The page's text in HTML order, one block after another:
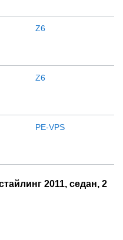
Z6
Z6
PE-VPS
2011, седан, 2